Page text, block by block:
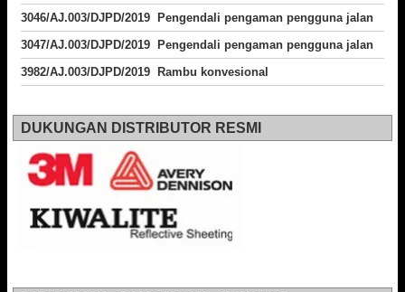
3046/AJ.003/DJPD/2019 Pengendali pengaman pengguna jalan
3047/AJ.003/DJPD/2019 Pengendali pengaman pengguna jalan
3982/AJ.003/DJPD/2019 Rambu konvesional
DUKUNGAN DISTRIBUTOR RESMI